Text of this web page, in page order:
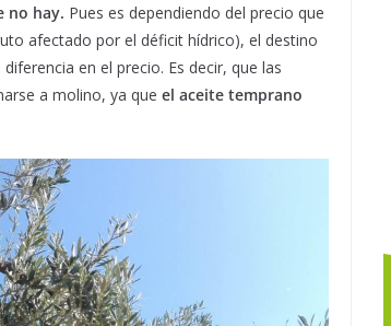
no hay. Pues es dependiendo del precio que
afectado por el déficit hídrico), el destino
en el precio. Es decir, que las
a molino, ya que el aceite temprano